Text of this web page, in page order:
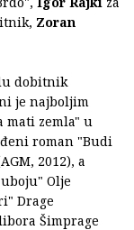
Zoran
dobitnik
je najboljim
mati zemla" u
roman "Budi
2012), a
Olje
Drage
Šimprage